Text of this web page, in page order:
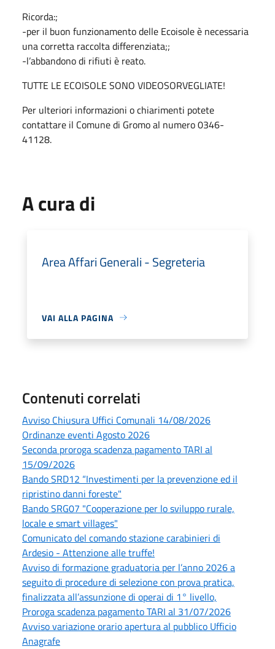
Ricorda:;
-per il buon funzionamento delle Ecoisole è necessaria
una corretta raccolta differenziata;;
-l’abbandono di rifiuti è reato.
TUTTE LE ECOISOLE SONO VIDEOSORVEGLIATE!
Per ulteriori informazioni o chiarimenti potete
contattare il Comune di Gromo al numero 0346-
41128.
A cura di
Area Affari Generali - Segreteria
VAI ALLA PAGINA
Contenuti correlati
Avviso Chiusura Uffici Comunali 14/08/2026
Ordinanze eventi Agosto 2026
Seconda proroga scadenza pagamento TARI al
15/09/2026
Bando SRD12 “Investimenti per la prevenzione ed il
ripristino danni foreste"
Bando SRG07 "Cooperazione per lo sviluppo rurale,
locale e smart villages"
Comunicato del comando stazione carabinieri di
Ardesio - Attenzione alle truffe!
Avviso di formazione graduatoria per l’anno 2026 a
seguito di procedure di selezione con prova pratica,
finalizzata all’assunzione di operai di 1° livello,
Proroga scadenza pagamento TARI al 31/07/2026
Avviso variazione orario apertura al pubblico Ufficio
Anagrafe